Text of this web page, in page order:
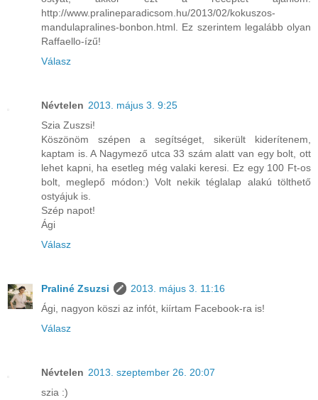
http://www.pralineparadicsom.hu/2013/02/kokuszos-
mandulapralines-bonbon.html. Ez szerintem legalább olyan
Raffaello-ízű!
Válasz
Névtelen 2013. május 3. 9:25
Szia Zuszsi!
Köszönöm szépen a segítséget, sikerült kiderítenem,
kaptam is. A Nagymező utca 33 szám alatt van egy bolt, ott
lehet kapni, ha esetleg még valaki keresi. Ez egy 100 Ft-os
bolt, meglepő módon:) Volt nekik téglalap alakú tölthető
ostyájuk is.
Szép napot!
Ági
Válasz
Praliné Zsuzsi
2013. május 3. 11:16
Ági, nagyon köszi az infót, kiírtam Facebook-ra is!
Válasz
Névtelen 2013. szeptember 26. 20:07
szia :)